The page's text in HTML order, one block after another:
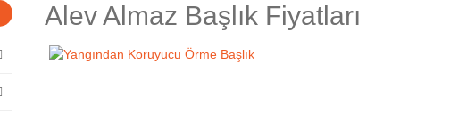
Alev Almaz Başlık Fiyatları